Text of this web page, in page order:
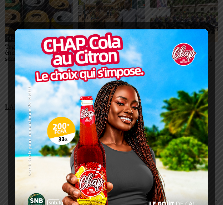
Non classé
Togo/ Boissons
énergisantes: l’État tire la
sonnette d’alarme
Non classé
Togo/ Rentrée scolaire
2026-2027: consultez la
liste officielle des écoles
autorisées
ESSAL 2026 : les
admissibles convoqués
pour la visite médicale à
LAISSER UN COMMENTAIRE